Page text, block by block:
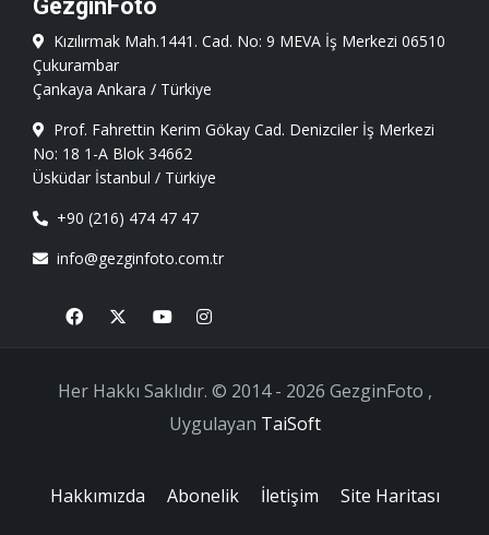
GezginFoto
Kızılırmak Mah.1441. Cad. No: 9 MEVA İş Merkezi 06510
Çukurambar
Çankaya Ankara / Türkiye
Prof. Fahrettin Kerim Gökay Cad. Denizciler İş Merkezi
No: 18 1-A Blok 34662
Üsküdar İstanbul / Türkiye
+90 (216) 474 47 47
info@gezginfoto.com.tr
Her Hakkı Saklıdır. © 2014 - 2026 GezginFoto ,
Uygulayan TaiSoft
Hakkımızda Abonelik İletişim Site Haritası